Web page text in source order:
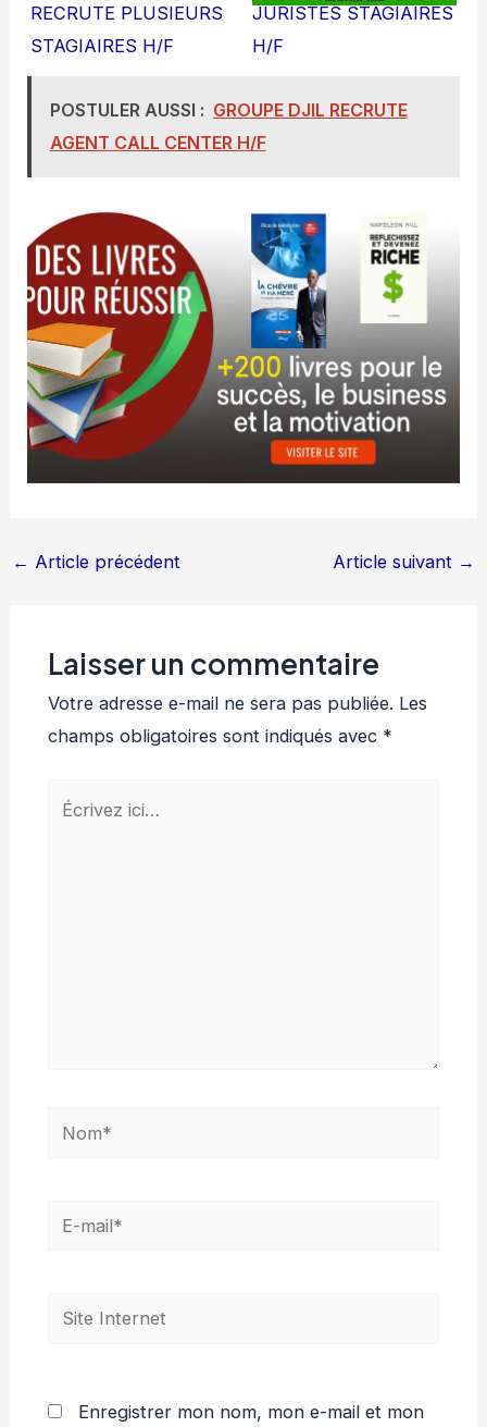
RECRUTE PLUSIEURS
STAGIAIRES H/F
JURISTES STAGIAIRES
H/F
POSTULER AUSSI : GROUPE DJIL RECRUTE
AGENT CALL CENTER H/F
← Article précédent Article suivant →
Laisser un commentaire
Votre adresse e-mail ne sera pas publiée. Les
champs obligatoires sont indiqués avec *
Écrivez
Nom*
E-
Site
Enregistrer mon nom, mon e-mail et mon